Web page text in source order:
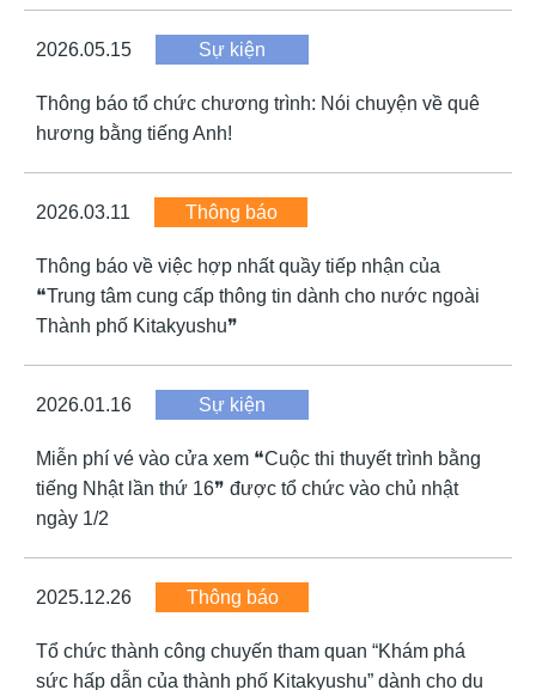
2026.05.15 Sự kiện
Thông báo tổ chức chương trình: Nói chuyện về quê
hương bằng tiếng Anh!
2026.03.11 Thông báo
Thông báo về việc hợp nhất quầy tiếp nhận của
❝Trung tâm cung cấp thông tin dành cho nước ngoài
Thành phố Kitakyushu❞
2026.01.16 Sự kiện
Miễn phí vé vào cửa xem ❝Cuộc thi thuyết trình bằng
tiếng Nhật lần thứ 16❞ được tổ chức vào chủ nhật
ngày 1/2
2025.12.26 Thông báo
Tổ chức thành công chuyến tham quan “Khám phá
sức hấp dẫn của thành phố Kitakyushu” dành cho du